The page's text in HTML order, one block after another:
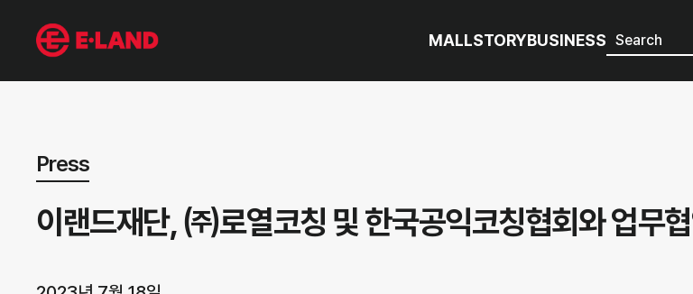
MALLSTORYBUSINESS
뉴스 상세보기
Press
이랜드재단, ㈜로열코칭 및 한국공익코칭협회와 업무